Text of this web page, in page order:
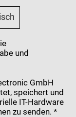
und
GmbH
speichert und
IT-Hardware
zu senden. *